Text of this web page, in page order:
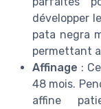
développer
pata negra
permettant
Affinage :
48 mois.
affine